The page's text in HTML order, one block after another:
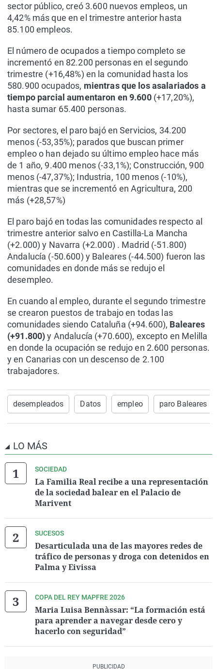
sector público, creó 3.600 nuevos empleos, un
4,42% más que en el trimestre anterior hasta
85.100 empleos.
El número de ocupados a tiempo completo se
incrementó en 82.200 personas en el segundo
trimestre (+16,48%) en la comunidad hasta los
580.900 ocupados, mientras que los asalariados a
tiempo parcial aumentaron en 9.600(+17,20%),
hasta sumar 65.400 personas.
Por sectores, el paro bajó en Servicios, 34.200
menos (-53,35%); parados que buscan primer
empleo o han dejado su último empleo hace más
de 1 año, 9.400 menos (-33,1%); Construcción, 900
menos (-47,37%); Industria, 100 menos (-10%),
mientras que se incrementó en Agricultura, 200
más (+28,57%)
El paro bajó en todas las comunidades respecto al
trimestre anterior salvo en Castilla-La Mancha
(+2.000) y Navarra (+2.000) . Madrid (-51.800)
Andalucía (-50.600) y Baleares (-44.500) fueron las
comunidades en donde más se redujo el
desempleo.
En cuando al empleo, durante el segundo trimestre
se crearon puestos de trabajo en todas las
comunidades siendo Cataluña (+94.600), Baleares
(+91.800)y Andalucía (+70.600), excepto en Melilla
en donde la ocupación se redujo en 2.600 personas.
y en Canarias con un descenso de 2.100
trabajadores.
desempleados Datos empleo paro Baleares
LO MÁS
SOCIEDAD
La Familia Real recibe a una representación
de la sociedad balear en el Palacio de
Marivent
SUCESOS
Desarticulada una de las mayores redes de
tráfico de personas y droga con detenidos en
Palma y Eivissa
COPA DEL REY MAPFRE 2026
Maria Luisa Bennàssar: “La formación está
para aprender a navegar desde cero y
hacerlo con seguridad”